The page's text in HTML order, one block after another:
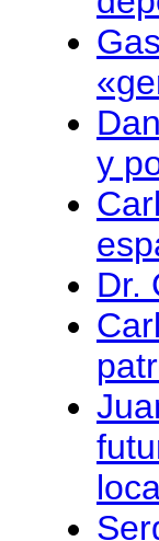
y
Dr.